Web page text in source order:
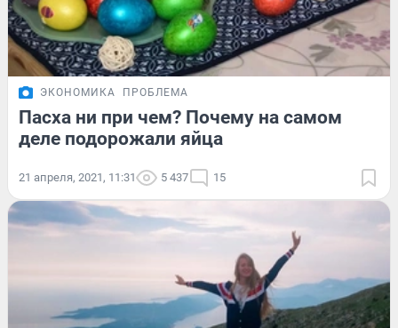
ЭКОНОМИКА ПРОБЛЕМА
Пасха ни при чем? Почему на самом
деле подорожали яйца
21 апреля, 2021, 11:31 5 437 15